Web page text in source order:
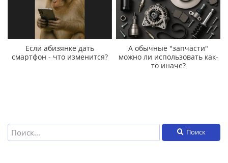
Если абизянке дать
смартфон - что изменится?
А обычные "запчасти"
можно ли использовать как-
то иначе?
Поиск